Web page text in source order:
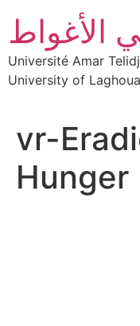
الأغواط
Université Amar
University of
vr-
Hunger